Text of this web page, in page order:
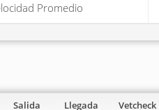
Promedio
Salida Llegada Vetcheck